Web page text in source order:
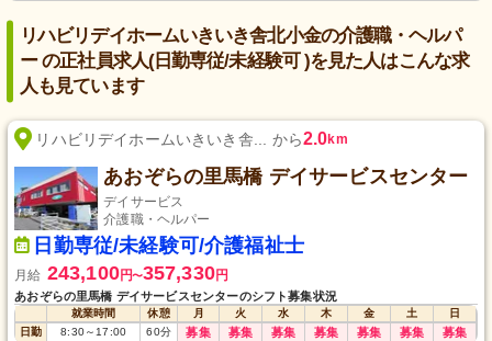
リハビリデイホームいきいき舎北小金の介護職・ヘルパ
ー の正社員求人(日勤専従/未経験可 )を見た人はこんな求
人も見ています
リハビリデイホームいきいき舎... から2.0km
あおぞらの里馬橋 デイサービスセンター
デイサービス
介護職・ヘルパー
日勤専従/未経験可/介護福祉士
月給 243,100円〜357,330円
あおぞらの里馬橋 デイサービスセンターのシフト募集状況
就業時間 休憩 月 火 水 木 金 土
日
日勤
8:30～17:00 60分 募集 募集 募集 募集 募集 募集 募集